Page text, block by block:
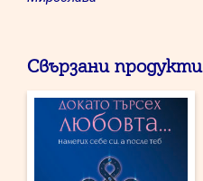
Свързани продукти